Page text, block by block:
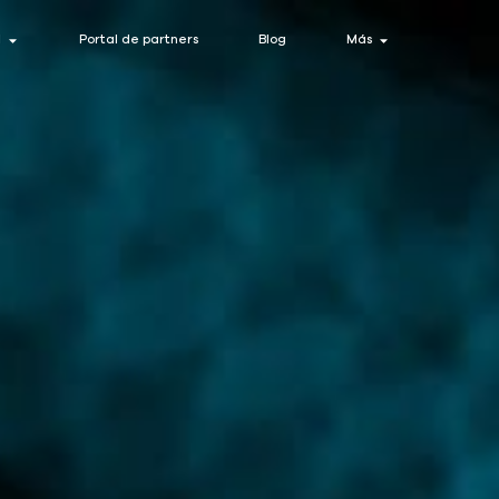
Open Ciberseguridad
Portal de partners Blog Más Open Más